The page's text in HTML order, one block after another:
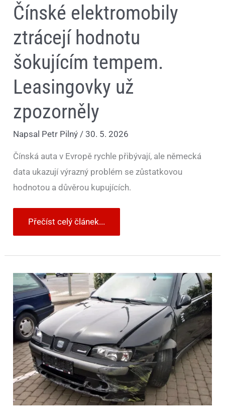
Čínské elektromobily
ztrácejí hodnotu
šokujícím tempem.
Leasingovky už
zpozorněly
Napsal Petr Pilný /30. 5. 2026
Čínská auta v Evropě rychle přibývají, ale německá
data ukazují výrazný problém se zůstatkovou
hodnotou a důvěrou kupujících.
Přečíst celý článek...
Bourané
ojetiny
se
vracejí
do
prodeje.
Některé
mohly
být
opravené
jen
na
oko
a
nejsou
na